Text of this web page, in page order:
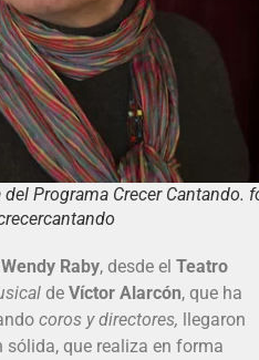
del Programa Crecer Cantando.
Wendy Raby, desde el Teatro
de Víctor Alarcón, que ha
coros y directores, llegaron
que realiza en forma